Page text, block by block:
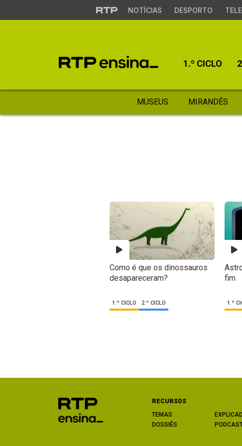
NOTÍCIAS DESPORTO
1.º CICLO
MUSEUS MIRANDÊS
Como é que os dinossauros
desapareceram?
1.º CICLO 2.º CICLO
fim
1.º
RECURSOS
TEMAS
DOSSIÊS